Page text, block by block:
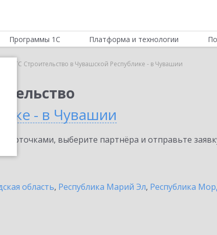
Программы 1С Платформа и технологии
ИТС Строительство в Чувашской Республике - в Чувашии
- в Чувашии
выберите партнёра и отправьте
область, Республика Марий Эл, Республика